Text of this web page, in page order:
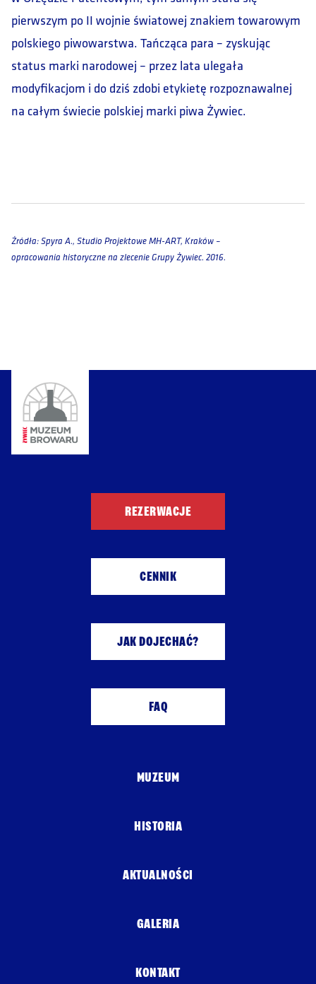
pierwszym po II wojnie światowej znakiem towarowym
polskiego piwowarstwa. Tańcząca para – zyskując
status marki narodowej – przez lata ulegała
modyfikacjom i do dziś zdobi etykietę rozpoznawalnej
na całym świecie polskiej marki piwa Żywiec.
Źródła: Spyra A., Studio Projektowe MH-ART, Kraków –
opracowania historyczne na zlecenie Grupy Żywiec. 2016.
REZERWACJE
CENNIK
JAK DOJECHAĆ?
FAQ
MUZEUM
HISTORIA
AKTUALNOŚCI
GALERIA
KONTAKT